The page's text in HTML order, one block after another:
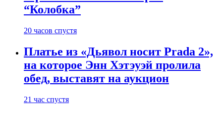
“Колобка”
20 часов спустя
Платье из «Дьявол носит Prada 2»,
на которое Энн Хэтэуэй пролила
обед, выставят на аукцион
21 час спустя